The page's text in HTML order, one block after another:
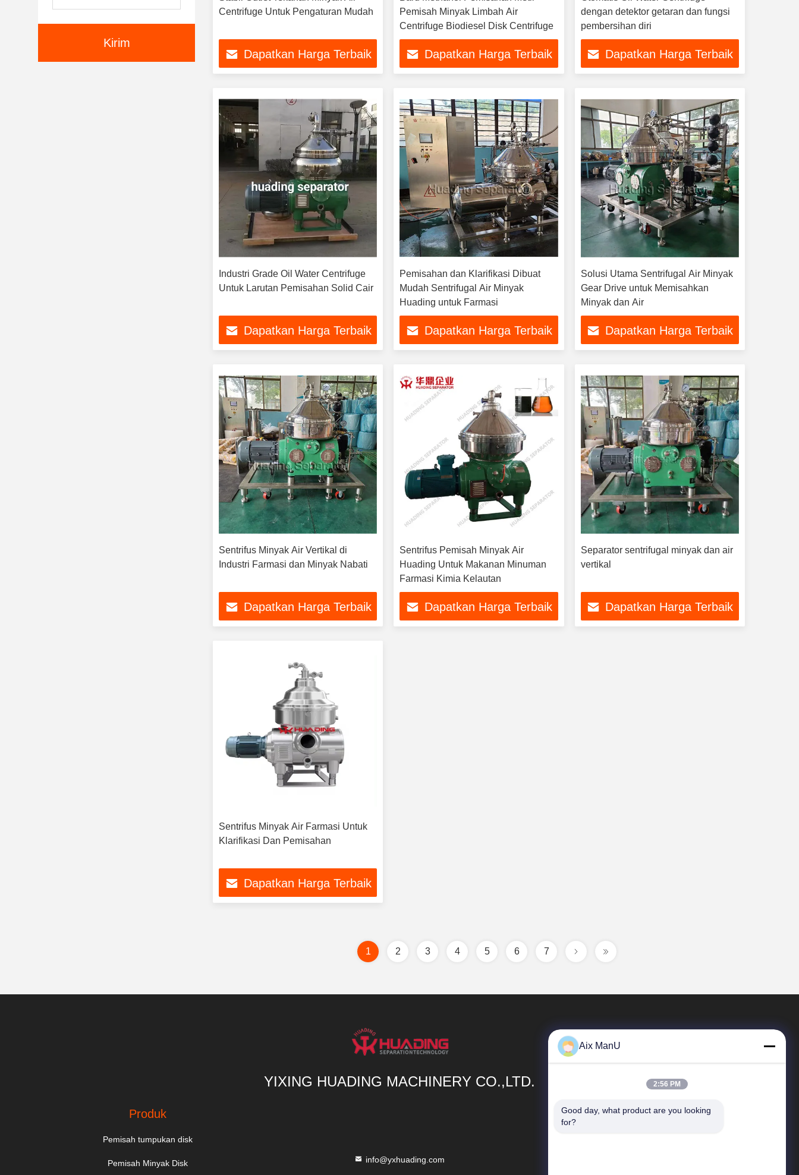
Kirim
Centrifuge Untuk Pengaturan Mudah
Dapatkan Harga Terbaik
Pemisah Minyak Limbah Air
Centrifuge Biodiesel Disk Centrifuge
Dapatkan Harga Terbaik
dengan detektor getaran dan fungsi
pembersihan diri
Dapatkan Harga Terbaik
Industri Grade Oil Water Centrifuge
Untuk Larutan Pemisahan Solid Cair
Dapatkan Harga Terbaik
Pemisahan dan Klarifikasi Dibuat
Mudah Sentrifugal Air Minyak
Huading untuk Farmasi
Dapatkan Harga Terbaik
Solusi Utama Sentrifugal Air Minyak
Gear Drive untuk Memisahkan
Minyak dan Air
Dapatkan Harga Terbaik
Sentrifus Minyak Air Vertikal di
Industri Farmasi dan Minyak Nabati
Dapatkan Harga Terbaik
Sentrifus Pemisah Minyak Air
Huading Untuk Makanan Minuman
Farmasi Kimia Kelautan
Dapatkan Harga Terbaik
Separator sentrifugal minyak dan air
vertikal
Dapatkan Harga Terbaik
Sentrifus Minyak Air Farmasi Untuk
Klarifikasi Dan Pemisahan
Dapatkan Harga Terbaik
1 2 3 4 5 6 7
YIXING HUADING MACHINERY CO.,LTD.
Produk
Pemisah tumpukan disk
Pemisah Minyak Disk info@yxhuading.com
Tautan Langsung
Aix ManU
2:56 PM
Good day, what product are you looking
for?